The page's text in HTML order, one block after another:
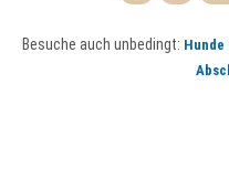
Besuche auch unbedingt: Hunde